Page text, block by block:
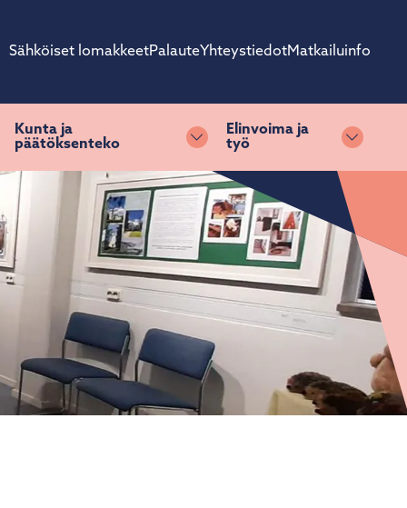
Sähköiset lomakkeetPalauteYhteystiedotMatkailuinfo
alasvetovalikkoa
Kunta ja
päätöksenteko
Vaihda alasvetovalikkoa
Elinvoima ja
työ
Vaihda